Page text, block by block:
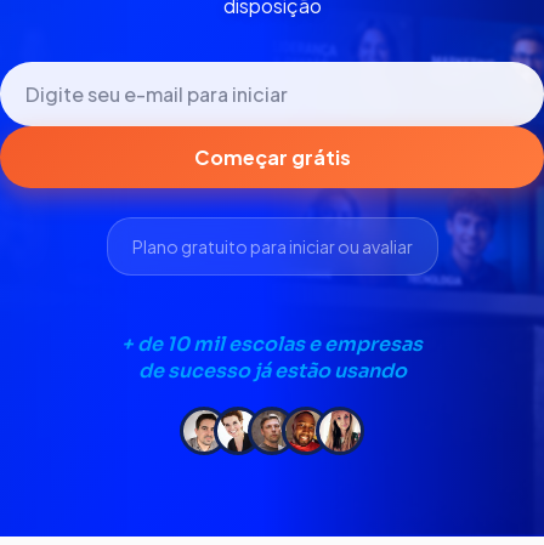
disposição
Começar grátis
Plano gratuito para iniciar ou avaliar
+ de 10 mil escolas e empresas
de sucesso já estão usando